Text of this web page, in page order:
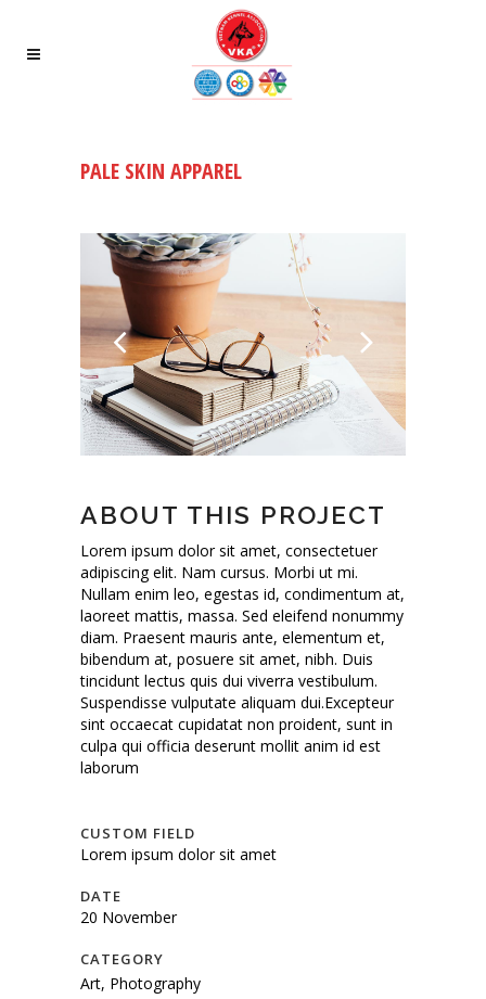
PALE SKIN APPAREL
ABOUT THIS PROJECT
Lorem ipsum dolor sit amet, consectetuer
adipiscing elit. Nam cursus. Morbi ut mi.
Nullam enim leo, egestas id, condimentum at,
laoreet mattis, massa. Sed eleifend nonummy
diam. Praesent mauris ante, elementum et,
bibendum at, posuere sit amet, nibh. Duis
tincidunt lectus quis dui viverra vestibulum.
Suspendisse vulputate aliquam dui.Excepteur
sint occaecat cupidatat non proident, sunt in
culpa qui officia deserunt mollit anim id est
laborum
CUSTOM FIELD
Lorem ipsum dolor sit amet
DATE
20 November
CATEGORY
Art, Photography